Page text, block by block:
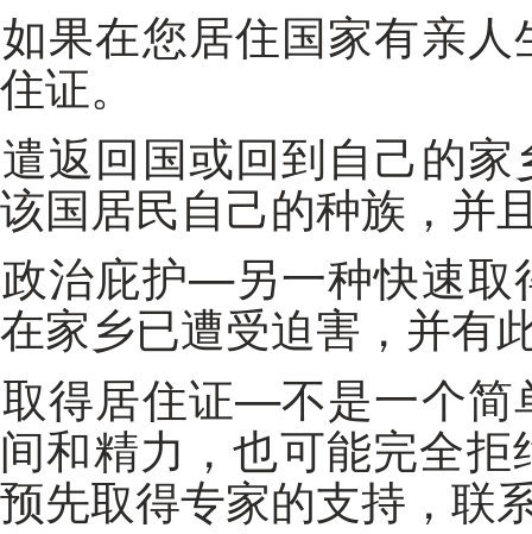
如果在您居住国家有亲人生活，可以因为组建家庭取得居
住证。
遣返回国或回到自己的家乡—这种方法适合于那些确定是
该国居民自己的种族，并
政治庇护—另一种快速取得居住证的方式，当然，如果您
在家乡已遭受迫害，并有
取得居住证—不是一个简单的过程，它可能会耗费很多时
间和精力，也可能完全
预先取得专家的支持，联